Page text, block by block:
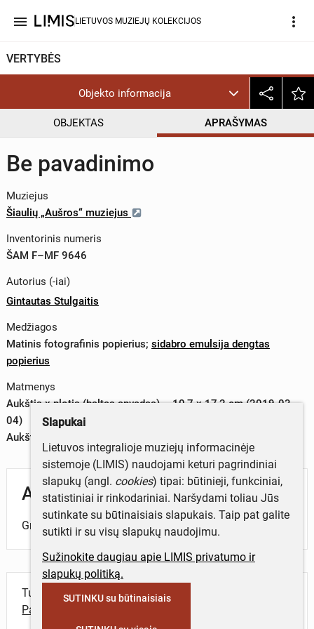
menu LIETUVOS MUZIEJŲ KOLEKCIJOS more_vert
VERTYBĖS
Objekto informacija
OBJEKTAS APRAŠYMAS
Be pavadinimo
Muziejus
Šiaulių „Aušros“ muziejus
Inventorinis numeris
ŠAM F–MF 9646
Autorius (-iai)
Gintautas Stulgaitis
Medžiagos
Matinis fotografinis popierius; sidabro emulsija dengtas
popierius
Matmenys
Aukštis x plotis (baltas apvadas) – 10,7 x 17,2 cm (2019-03-
04)
Aukštis x plotis (vaizdas) – 10,3 x 17,0 cm (2019-03-04)
Aprašymas
Grupinė žmonių nuotrauka.
Turite daugiau informacijos apie objektą?
Parašykite mums!
Slapukai
Lietuvos integralioje muziejų informacinėje
sistemoje (LIMIS) naudojami keturi pagrindiniai
slapukų (angl. cookies) tipai: būtinieji, funkciniai,
statistiniai ir rinkodariniai. Naršydami toliau Jūs
sutinkate su būtinaisiais slapukais. Taip pat galite
sutikti ir su visų slapukų naudojimu.
Sužinokite daugiau apie LIMIS privatumo ir
slapukų politiką.
SUTINKU su būtinaisiais